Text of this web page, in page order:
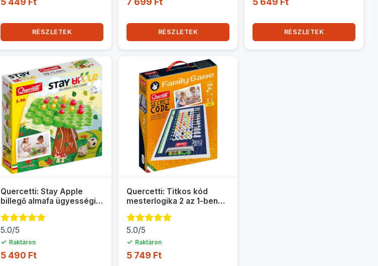
RÉSZLETEK RÉSZLETEK RÉSZLETEK
Quercetti: Stay Apple
billegő almafa ügyességi
játék
5.0/5
✓ Raktáron
5 490 Ft
Quercetti: Titkos kód
mesterlogika 2 az 1-ben
logikai játék
5.0/5
✓ Raktáron
5 749 Ft